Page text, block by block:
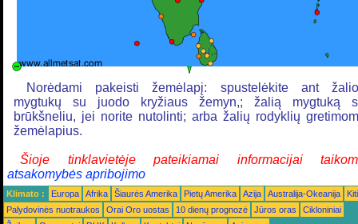
Norėdami pakeisti žemėlapį: spustelėkite ant
mygtukų su juodo kryžiaus žemyn,; žalią mygtuką
brūkšneliu, jei norite nutolinti; arba žalių rodyklių
žemėlapius.
Šioje tinklavietėje pateikiamai informacijai
atsakomybės apribojimo
Klimato : Europa Afrika Šiaurės Amerika Pietų Amerika Azija Australija-Okeanija
Kiti
Palydovinės nuotraukos
Orai Oro uostas 10 dienų prognozė Jūros oras
Cikloniniai